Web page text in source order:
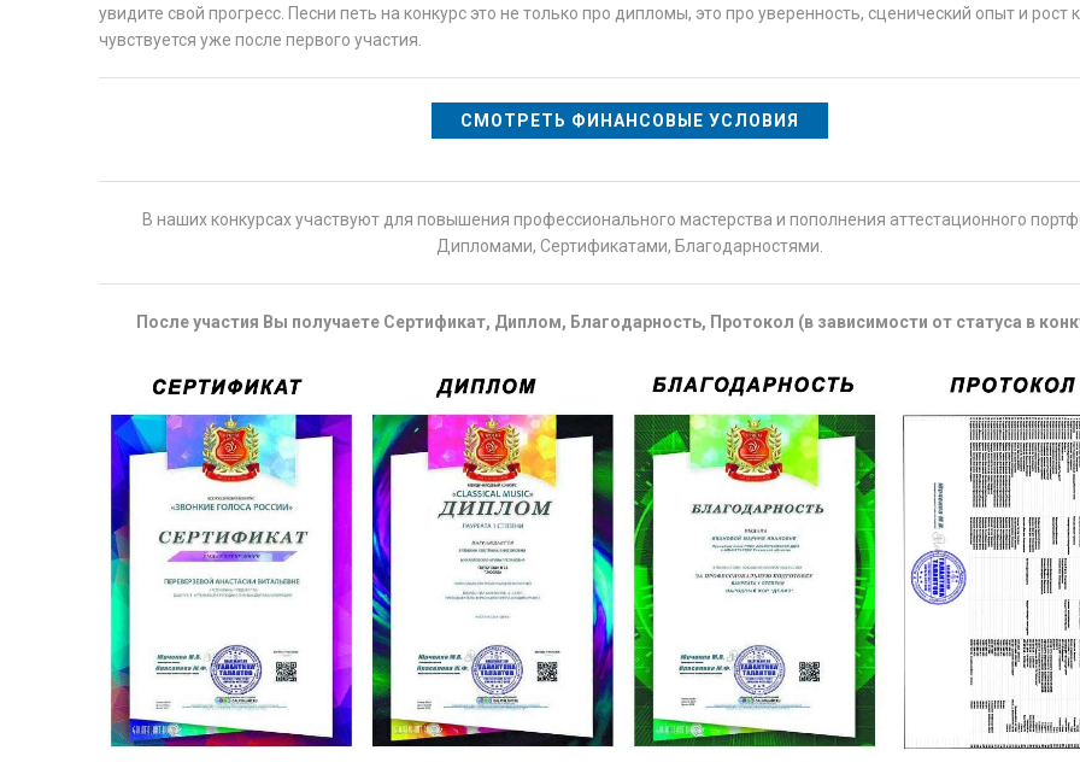
увидите свой прогресс. Песни петь на конкурс это не только про дипломы, это про уверенность, сценический опыт и рост
чувствуется уже после первого участия.
СМОТРЕТЬ ФИНАНСОВЫЕ УСЛОВИЯ
В наших конкурсах участвуют для повышения профессионального мастерства и пополнения аттестационного
Дипломами, Сертификатами, Благодарностями.
После участия Вы получаете Сертификат, Диплом, Благодарность, Протокол (в зависимости от статуса в